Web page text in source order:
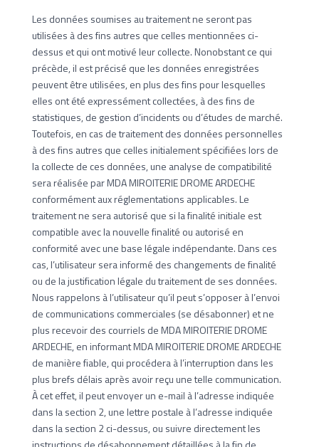
Les données soumises au traitement ne seront pas
utilisées à des fins autres que celles mentionnées ci-
dessus et qui ont motivé leur collecte. Nonobstant ce qui
précède, il est précisé que les données enregistrées
peuvent être utilisées, en plus des fins pour lesquelles
elles ont été expressément collectées, à des fins de
statistiques, de gestion d’incidents ou d’études de marché.
Toutefois, en cas de traitement des données personnelles
à des fins autres que celles initialement spécifiées lors de
la collecte de ces données, une analyse de compatibilité
sera réalisée par MDA MIROITERIE DROME ARDECHE
conformément aux réglementations applicables. Le
traitement ne sera autorisé que si la finalité initiale est
compatible avec la nouvelle finalité ou autorisé en
conformité avec une base légale indépendante. Dans ces
cas, l’utilisateur sera informé des changements de finalité
ou de la justification légale du traitement de ses données.
Nous rappelons à l’utilisateur qu’il peut s’opposer à l’envoi
de communications commerciales (se désabonner) et ne
plus recevoir des courriels de MDA MIROITERIE DROME
ARDECHE, en informant MDA MIROITERIE DROME ARDECHE
de manière fiable, qui procédera à l’interruption dans les
plus brefs délais après avoir reçu une telle communication.
À cet effet, il peut envoyer un e-mail à l’adresse indiquée
dans la section 2, une lettre postale à l’adresse indiquée
dans la section 2 ci-dessus, ou suivre directement les